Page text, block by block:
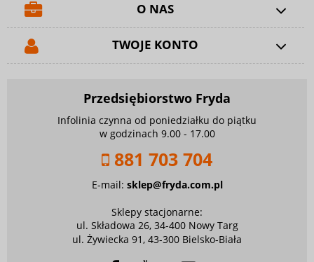
O NAS
TWOJE KONTO
Przedsiębiorstwo Fryda
Infolinia czynna od poniedziałku do piątku
w godzinach 9.00 - 17.00
881 703 704
E-mail: sklep@fryda.com.pl
Sklepy stacjonarne:
ul. Składowa 26, 34-400 Nowy Targ
ul. Żywiecka 91, 43-300 Bielsko-Biała